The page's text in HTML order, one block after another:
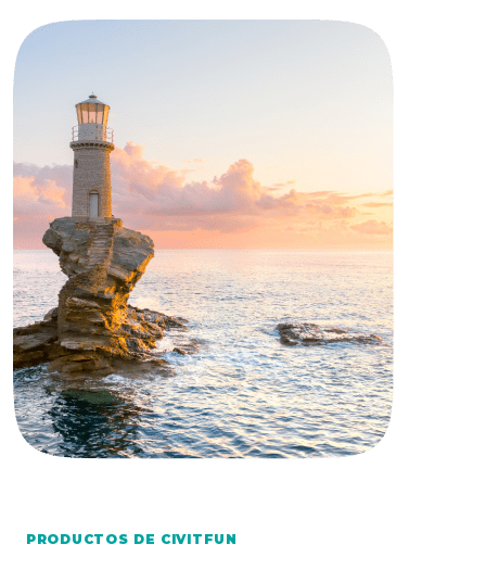
PRODUCTOS DE CIVITFUN